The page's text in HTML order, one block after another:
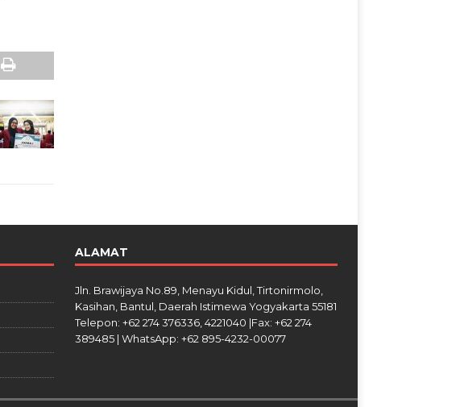
ALAMAT
Jln. Brawijaya No.89, Menayu Kidul, Tirtonirmolo,
Kasihan, Bantul, Daerah Istimewa Yogyakarta 55181
Telepon: +62 274 376336, 4221040 |Fax: +62 274
389485 | WhatsApp: +62 895-4232-00077